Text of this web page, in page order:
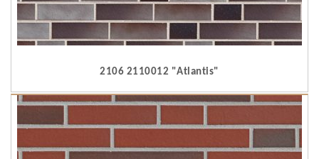
2106 2110012 "Atlantis"